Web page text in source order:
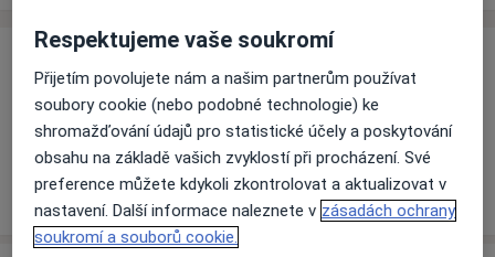
Informace o službách a cenách nejsou k dispozici
Tento specialista ještě nepřidával žádné informace o
svých službách.
Respektujeme vaše soukromí
Přijetím povolujete nám a našim partnerům používat
soubory cookie (nebo podobné technologie) ke
shromažďování údajů pro statistické účely a poskytování
obsahu na základě vašich zvyklostí při procházení. Své
preference můžete kdykoli zkontrolovat a aktualizovat v
nastavení. Další informace naleznete v zásadách ochrany
soukromí a souborů cookie.